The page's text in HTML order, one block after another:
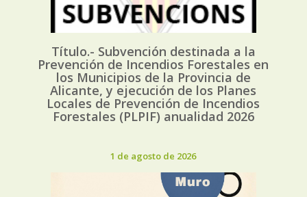
Título.- Subvención destinada a la
Prevención de Incendios Forestales en
los Municipios de la Provincia de
Alicante, y ejecución de los Planes
Locales de Prevención de Incendios
Forestales (PLPIF) anualidad 2026
1 de agosto de 2026